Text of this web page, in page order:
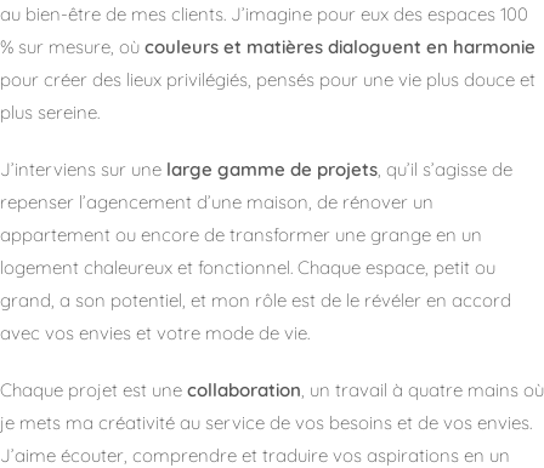
au bien-être de mes clients. J’imagine pour eux des espaces 100
% sur mesure, où couleurs et matières dialoguent en harmonie
pour créer des lieux privilégiés, pensés pour une vie plus douce et
plus sereine.
J’interviens sur une large gamme de projets, qu’il s’agisse de
repenser l’agencement d’une maison, de rénover un
appartement ou encore de transformer une grange en un
logement chaleureux et fonctionnel. Chaque espace, petit ou
grand, a son potentiel, et mon rôle est de le révéler en accord
avec vos envies et votre mode de vie.
Chaque projet est une collaboration, un travail à quatre mains où
je mets ma créativité au service de vos besoins et de vos envies.
J’aime écouter, comprendre et traduire vos aspirations en un